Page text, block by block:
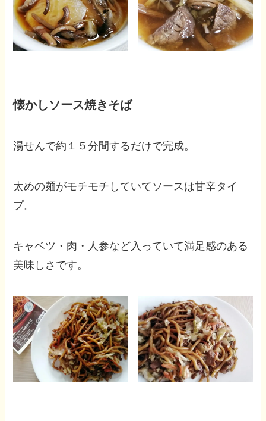
懐かしソース焼きそば
湯せんで約１５分間するだけで完成。
太めの麺がモチモチしていてソースは甘辛タイ
プ。
キャベツ・肉・人参など入っていて満足感のある
美味しさです。